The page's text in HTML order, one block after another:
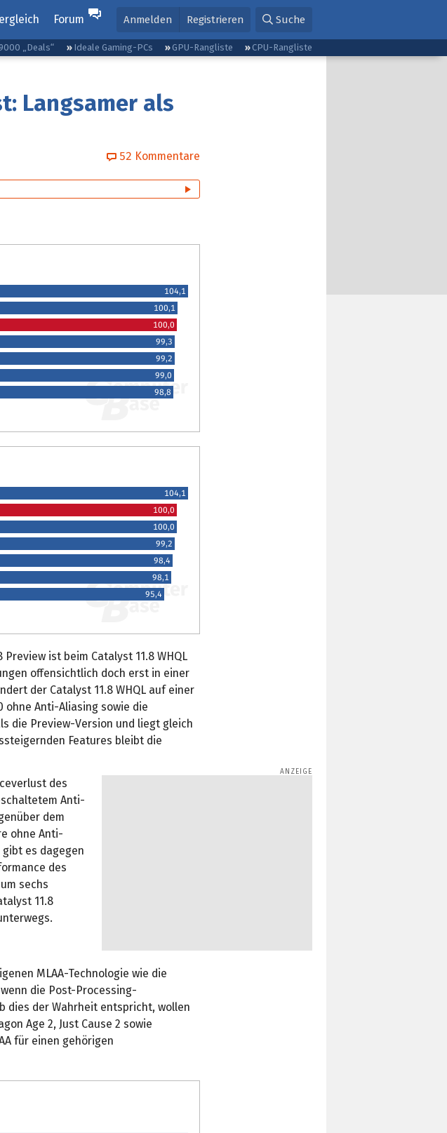
Forum Anmelden Registrieren Suche
„Deals“ Ideale Gaming-PCs GPU-Rangliste CPU-Rangliste
Langsamer als
52 Kommentare
104,1
100,1
100,0
99,3
99,2
99,0
98,8
104,1
100,0
100,0
99,2
98,4
98,1
95,4
ist beim Catalyst 11.8 WHQL
offensichtlich doch erst in einer
der Catalyst 11.8 WHQL auf einer
ohne Anti-Aliasing sowie die
die Preview-Version und liegt gleich
Features bleibt die
des
Anti-
dem
ohne Anti-
es dagegen
des
sechs
11.8
MLAA-Technologie wie die
die Post-Processing-
dies der Wahrheit entspricht, wollen
Age 2, Just Cause 2 sowie
für einen gehörigen